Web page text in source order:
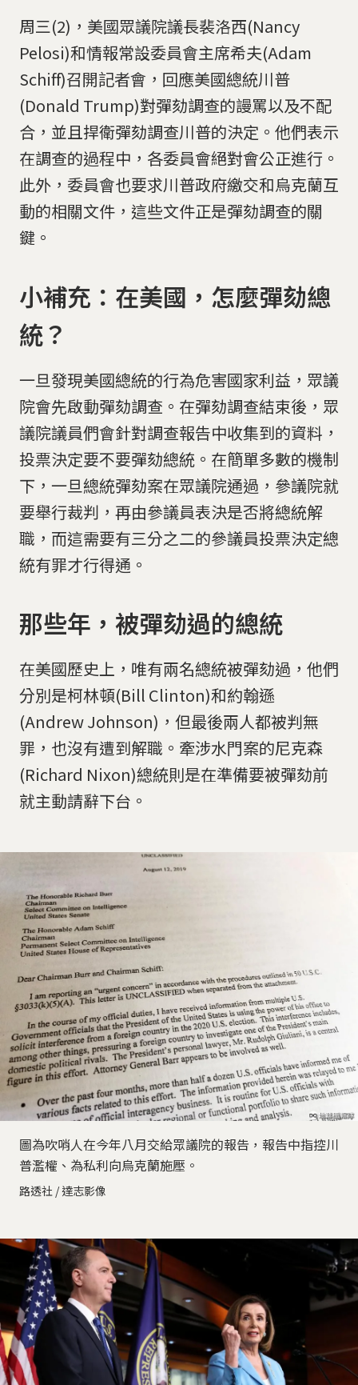
周三(2)，美國眾議院議長裴洛西(Nancy
Pelosi)和情報常設委員會主席希夫(Adam
Schiff)召開記者會，回應美國總統川普
(Donald Trump)對彈劾調查的謾罵以及不配
合，並且捍衛彈劾調查川普的決定。他們表示
在調查的過程中，各委員會絕對會公正進行。
此外，委員會也要求川普政府繳交和烏克蘭互
動的相關文件，這些文件正是彈劾調查的關
鍵。
小補充：在美國，怎麼彈劾總
統？
一旦發現美國總統的行為危害國家利益，眾議
院會先啟動彈劾調查。在彈劾調查結束後，眾
議院議員們會針對調查報告中收集到的資料，
投票決定要不要彈劾總統。在簡單多數的機制
下，一旦總統彈劾案在眾議院通過，參議院就
要舉行裁判，再由參議員表決是否將總統解
職，而這需要有三分之二的參議員投票決定總
統有罪才行得通。
那些年，被彈劾過的總統
在美國歷史上，唯有兩名總統被彈劾過，他們
分別是柯林頓(Bill Clinton)和約翰遜
(Andrew Johnson)，但最後兩人都被判無
罪，也沒有遭到解職。牽涉水門案的尼克森
(Richard Nixon)總統則是在準備要被彈劾前
就主動請辭下台。
圖為吹哨人在今年八月交給眾議院的報告，報告中指控川
普濫權、為私利向烏克蘭施壓。
路透社 / 達志影像